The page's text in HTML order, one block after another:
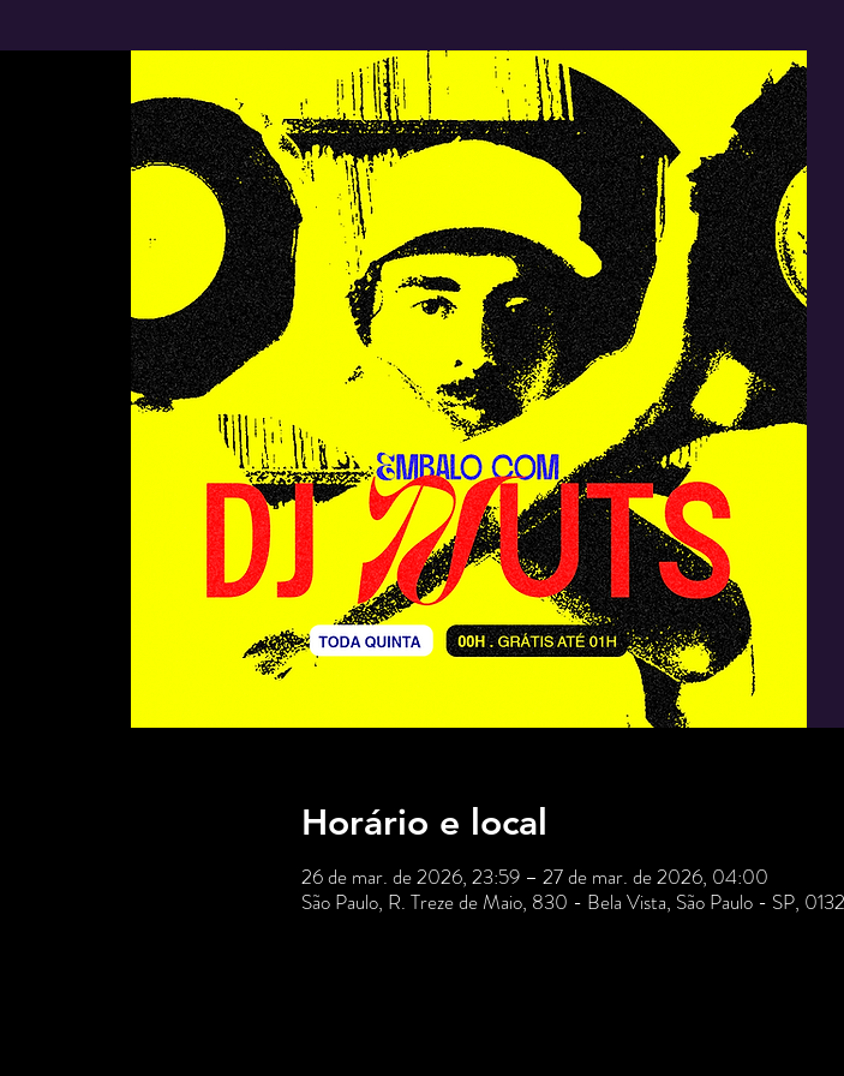
Horário e local
26 de mar. de 2026, 23:59 – 27 de mar. de 2026, 04:00
São Paulo, R. Treze de Maio, 830 - Bela Vista, São Paulo - SP,